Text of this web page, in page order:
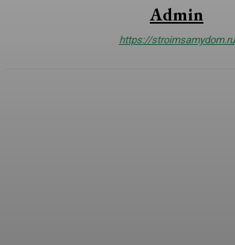
Admin
https://stroimsamydom.ru